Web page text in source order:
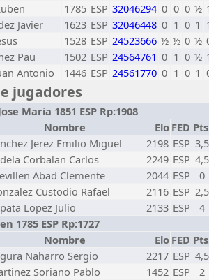
1785 ESP 32046294 0 0 0 ½
Javier 1623 ESP 32046448 0 1 0 1
1528 ESP 24523666 ½ ½ 0 ½
Pau 1502 ESP 24564761 0 1 0 ½
Antonio 1446 ESP 24561770 0 1 0 1
jugadores
Maria 1851 ESP Rp:1908
Nombre Elo FED
Jerez Emilio Miguel 2198 ESP 3,5
Corbalan Carlos 2249 ESP 4,5
Abad Clemente 2044 ESP
0
Custodio Rafael 2116 ESP 2,5
Lopez Julio 2133 ESP
4
1785 ESP Rp:1727
Nombre Elo FED
Naharro Sergio 2217 ESP 4,5
Soriano Pablo 1452 ESP
2